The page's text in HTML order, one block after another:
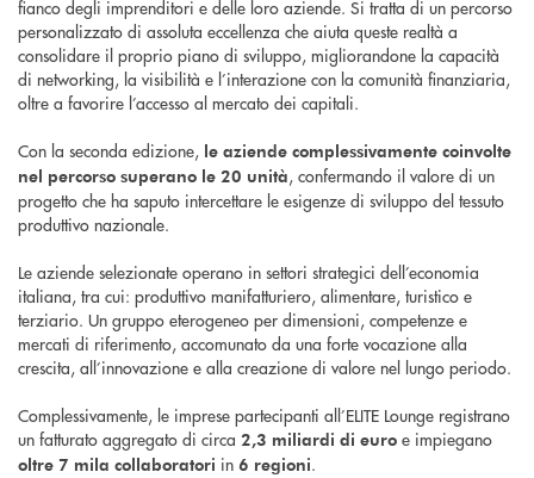
fianco degli imprenditori e delle loro aziende. Si tratta di un percorso
personalizzato di assoluta eccellenza che aiuta queste realtà a
consolidare il proprio piano di sviluppo, migliorandone la capacità
di networking, la visibilità e l’interazione con la comunità finanziaria,
oltre a favorire l’accesso al mercato dei capitali.
Con la seconda edizione, le aziende complessivamente coinvolte
nel percorso superano le 20 unità, confermando il valore di un
progetto che ha saputo intercettare le esigenze di sviluppo del tessuto
produttivo nazionale.
Le aziende selezionate operano in settori strategici dell’economia
italiana, tra cui: produttivo manifatturiero, alimentare, turistico e
terziario. Un gruppo eterogeneo per dimensioni, competenze e
mercati di riferimento, accomunato da una forte vocazione alla
crescita, all’innovazione e alla creazione di valore nel lungo periodo.
Complessivamente, le imprese partecipanti all’ELITE Lounge registrano
un fatturato aggregato di circa 2,3 miliardi di euro e impiegano
oltre 7 mila collaboratori in 6 regioni.